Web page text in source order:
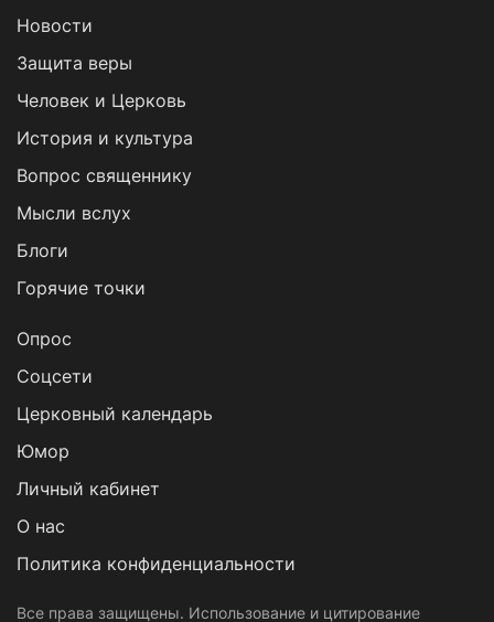
Новости
Защита веры
Человек и Церковь
История и культура
Вопрос священнику
Мысли вслух
Блоги
Горячие точки
Опрос
Cоцсети
Церковный календарь
Юмор
Личный кабинет
О нас
Политика конфиденциальности
Все права защищены. Использование и цитирование